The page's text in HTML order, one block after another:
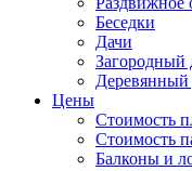
Беседки
Дачи
Загородный
Цены
Стоимость
Стоимость
Балконы и